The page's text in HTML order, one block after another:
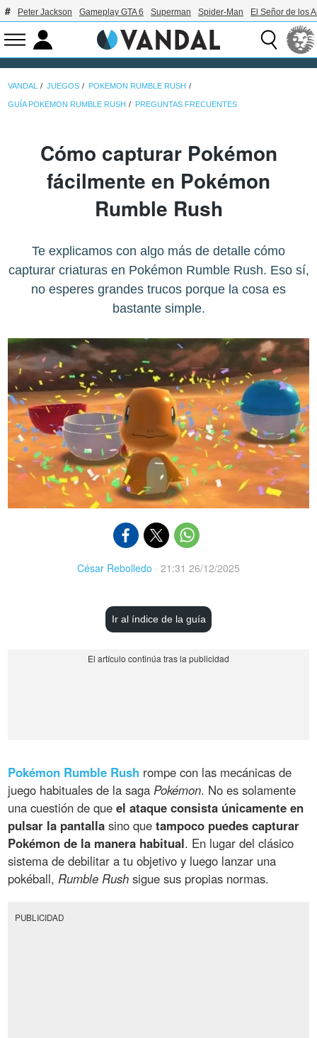
Peter Jackson Gameplay GTA 6 Superman Spider-Man El Señor de los
VANDAL JUEGOS POKEMON RUMBLE RUSH
GUÍA POKEMON RUMBLE RUSH PREGUNTAS FRECUENTES
Cómo capturar Pokémon
fácilmente en Pokémon
Rumble Rush
Te explicamos con algo más de detalle cómo
capturar criaturas en Pokémon Rumble Rush. Eso sí,
no esperes grandes trucos porque la cosa es
bastante simple.
César Rebolledo · 21:31 26/12/2025
Ir al índice de la guía
Pokémon Rumble Rush rompe con las mecánicas de
juego habituales de la sagaPokémon. No es solamente
una cuestión de queel ataque consista únicamente en
pulsar la pantalla sino quetampoco puedes capturar
Pokémon de la manera habitual. En lugar del clásico
sistema de debilitar a tu objetivo y luego lanzar una
pokéball,Rumble Rush sigue sus propias normas.
PUBLICIDAD